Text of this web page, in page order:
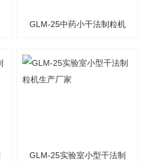
GLM-25中药小干法制粒机
GLM-25实验室小型干法制